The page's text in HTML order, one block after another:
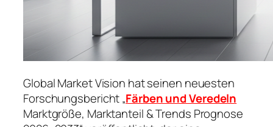
Global Market Vision hat seinen neuesten
Forschungsbericht „Färben und Veredeln
Marktgröße, Marktanteil & Trends Prognose